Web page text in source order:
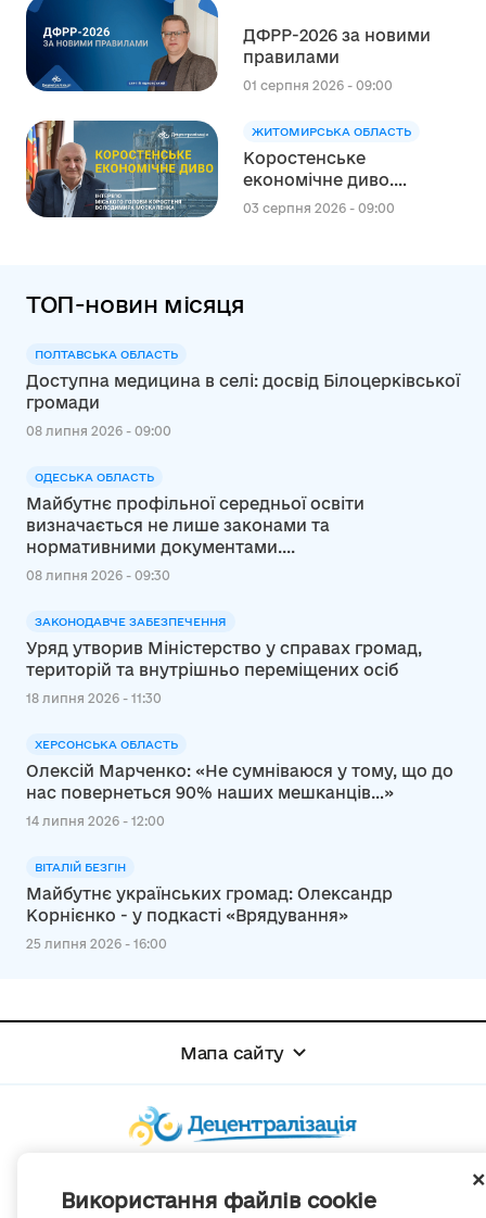
Використання файлів cookie
в сфері освіти в межах
реалізації Швейцарсько-
українського Проєкту
ДФРР-2026 за новими
правилами
01 серпня 2026 - 09:00
ЖИТОМИРСЬКА ОБЛАСТЬ
Коростенське
економічне диво.
Інтерв’ю міського голови
03 серпня 2026 - 09:00
ТОП-новин місяця
ПОЛТАВСЬКА ОБЛАСТЬ
Доступна медицина в селі: досвід Білоцерківської
громади
08 липня 2026 - 09:00
ОДЕСЬКА ОБЛАСТЬ
Майбутнє профільної середньої освіти
визначається не лише законами та
нормативними документами....
08 липня 2026 - 09:30
ЗАКОНОДАВЧЕ ЗАБЕЗПЕЧЕННЯ
Уряд утворив Міністерство у справах громад,
територій та внутрішньо переміщених осіб
18 липня 2026 - 11:30
ХЕРСОНСЬКА ОБЛАСТЬ
Олексій Марченко: «Не сумніваюся у тому, що до
нас повернеться 90% наших мешканців…»
14 липня 2026 - 12:00
ВІТАЛІЙ БЕЗГІН
Майбутнє українських громад: Олександр
Корнієнко - у подкасті «Врядування»
25 липня 2026 - 16:00
Мапа сайту
Проект був створений 2014 року для комунікації реформи місцевого